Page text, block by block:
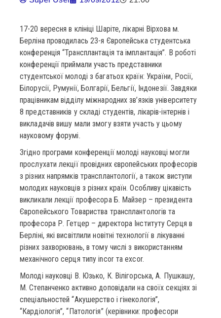
17-20 вересня в клініці Шаріте, лікарні Вірхова м.
Берліна проводилась 23-я Європейська студентська
конференція “Трансплантація та імплантація”. В роботі
конференції приймали участь представники
студентської молоді з багатьох країн: України, Росії,
Білорусії, Румунії, Болгарії, Бельгії, Індонезії. Завдяки
працівникам відділу міжнародних зв’язків університету
8 представників у складі студентів, лікарів-інтернів і
викладачів вишу мали змогу взяти участь у цьому
науковому форумі.
Згідно програми конференції молоді науковці могли
прослухати лекції провідних європейських професорів
з різних напрямків трансплантології, а також виступи
молодих науковців з різних країн. Особливу цікавість
викликали лекції професора Б. Майзер – президента
Європейського Товариства трансплантологів та
професора Р. Гетцер – директора Інституту Серця в
Берліні, які висвітлили новітні технології в лікуванні
різних захворювань, в тому числі з використанням
механічного серця типу incor та excor.
Молоді науковці В. Юзько, К. Вілігорська, А. Пушкашу,
М. Степанченко активно доповідали на своїх секціях зі
спеціальностей “Акушерство і гінекологія”,
“Кардіологія”, “Патологія” (керівники: професори